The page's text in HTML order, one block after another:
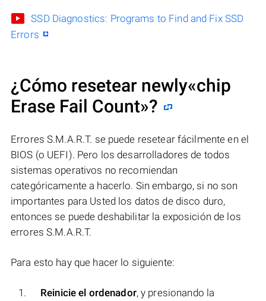
SSD Diagnostics: Programs to Find and Fix SSD
Errors
¿Cómo resetear newly«chip
Erase Fail Count»?
Errores S.M.A.R.T. se puede resetear fácilmente en el
BIOS (o UEFI). Pero los desarrolladores de todos
sistemas operativos no recomiendan
categóricamente a hacerlo. Sin embargo, si no son
importantes para Usted los datos de disco duro,
entonces se puede deshabilitar la exposición de los
errores S.M.A.R.T.
Para esto hay que hacer lo siguiente:
Reinicie el ordenador, y presionando la